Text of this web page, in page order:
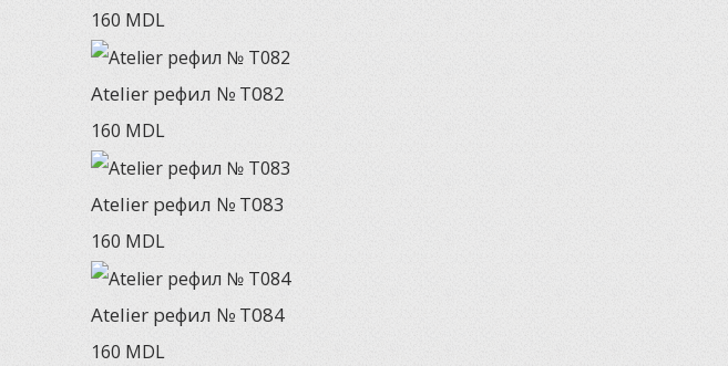
160 MDL
Atelier рефил № T082
160 MDL
Atelier рефил № T083
160 MDL
Atelier рефил № T084
160 MDL